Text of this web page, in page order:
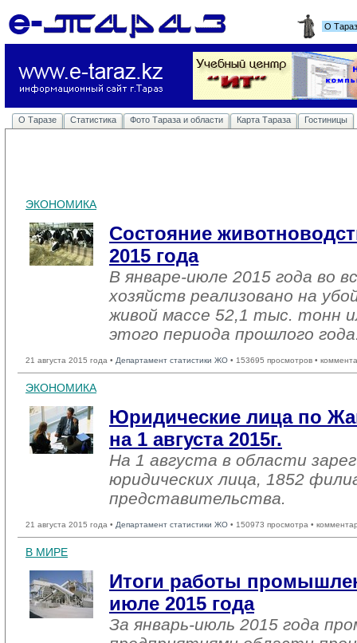
О
О Таразе Статистика Фото Тараза и области Карта Тараза Гостиницы
ЭКОНОМИКА
Состояние
2015 года
В январе-июле 2015 года во
хозяйств реализовано на
живой массе 52,1 тыс. тонн
этого периода прошлого
21 августа 2015 года • Департамент статистики ЖО • 153695 просмотров •
ЭКОНОМИКА
Юридические лица по
на 1 августа 2015г.
На 1 августа в области
юридических лица, 1852
представительства.
21 августа 2015 года • Департамент статистики ЖО • 150973 просмотра •
В МИРЕ
Итоги работы
июле 2015 года
За январь-июль 2015 года